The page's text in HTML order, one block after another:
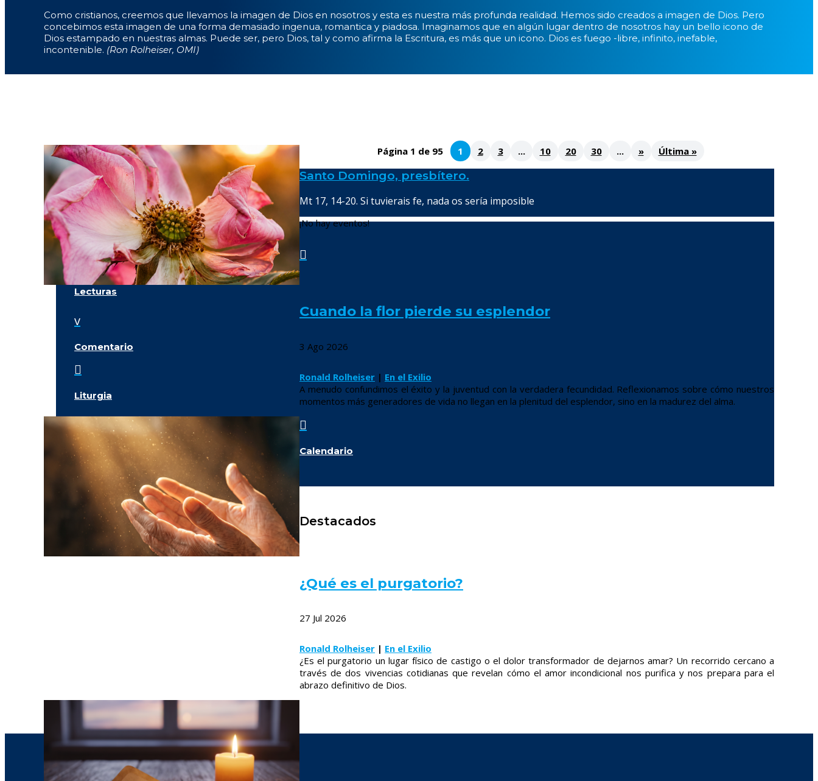
Como cristianos, creemos que llevamos la imagen de Dios en nosotros y esta es nuestra más profunda realidad. Hemos sido creados a imagen de Dios. Pero
concebimos esta imagen de una forma demasiado ingenua, romantica y piadosa. Imaginamos que en algún lugar dentro de nosotros hay un bello icono de
Dios estampado en nuestras almas. Puede ser, pero Dios, tal y como afirma la Escritura, es más que un icono. Dios es fuego -libre, infinito, inefable,
incontenible. (Ron Rolheiser, OMI)
Cuando la flor pierde su esplendor
3 Ago 2026
Ronald Rolheiser | En el Exilio
A menudo confundimos el éxito y la juventud con la verdadera fecundidad. Reflexionamos sobre cómo nuestros
momentos más generadores de vida no llegan en la plenitud del esplendor, sino en la madurez del alma.
¿Qué es el purgatorio?
27 Jul 2026
Ronald Rolheiser | En el Exilio
¿Es el purgatorio un lugar físico de castigo o el dolor transformador de dejarnos amar? Un recorrido cercano a
través de dos vivencias cotidianas que revelan cómo el amor incondicional nos purifica y nos prepara para el
abrazo definitivo de Dios.
Página 1 de 95 1 2 3 ... 10 20 30 ... » Última »
Santo Domingo, presbítero.
Mt 17, 14-20. Si tuvierais fe, nada os sería imposible
¡No hay eventos!

Lecturas
v
Comentario

Liturgia

Calendario
Destacados